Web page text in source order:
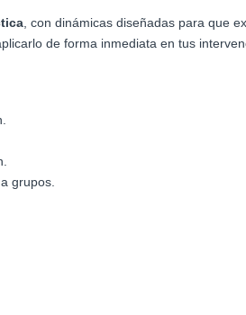
, con dinámicas diseñadas para que
de forma inmediata en tus
grupos.